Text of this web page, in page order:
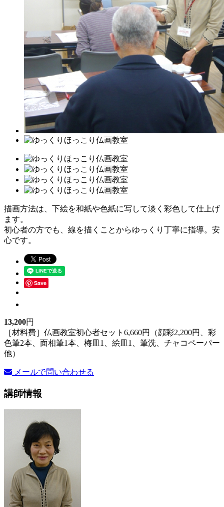
描画方法は、下絵を和紙や色紙に写して淡く彩色して仕上げ
ます。
初心者の方でも、線を描くことからゆっくり丁寧に指導。安
心です。
Save
13,200円
［材料費］仏画教室初心者セット6,660円（顔彩2,200円、彩
色筆2本、面相筆1本、梅皿1、絵皿1、筆洗、チャコペーパー
他）
メールで問い合わせる
講師情報